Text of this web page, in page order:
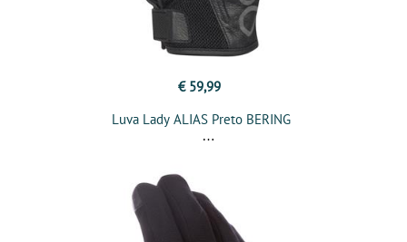
€ 59,99
Luva Lady ALIAS Preto BERING